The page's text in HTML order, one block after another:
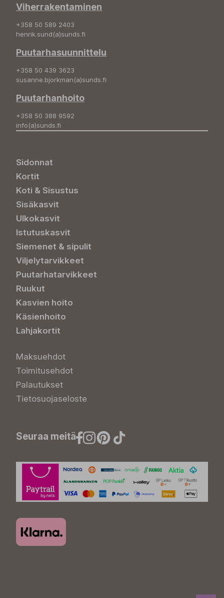
Viherrakentaminen
+358 50 589 2403
henrik.sund(a)sunds.fi
Puutarhasuunnittelu
+358 50 439 3623
susanne.bjorkman(a)sunds.fi
Puutarhanhoito
+358 50 388 9592
info(a)sunds.fi
Sidonnat
Kortit
Koti & Sisustus
Sisäkasvit
Ulkokasvit
Istutuskasvit
Siemenet & sipulit
Viljelytarvikkeet
Puutarhatarvikkeet
Ruukut
Kasvien hoito
Käsienhoito
Lahjakortit
Maksuehdot
Toimitusehdot
Palautukset
Tietosuojaseloste
Seuraa meitä